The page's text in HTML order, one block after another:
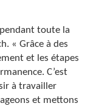
pendant toute la
« Grâce à des
et les étapes
C’est
à travailler
et mettons